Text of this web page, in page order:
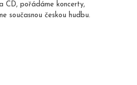
CD, pořádáme koncerty,
současnou českou hudbu.